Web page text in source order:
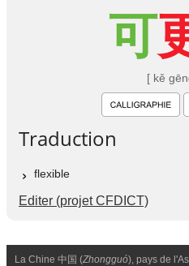
可
[ kě
Traduction
flexible
Editer (projet CFDICT)
La Chine 中国 (Zhongguó), pays de